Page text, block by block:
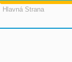
Hlavná Strana